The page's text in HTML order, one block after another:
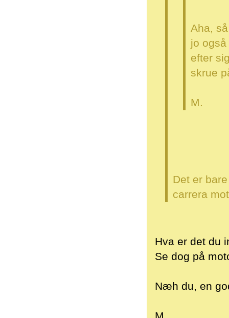
Aha,
jo
efter
skrue
M.
Det er
carrera
Hva er det du
Se dog på
Næh du, en